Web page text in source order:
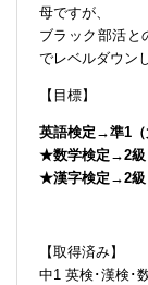
母ですが、
ブラック部活
でレベルダウン
【目標】
英語検定→準1（
★数学検定→2級
★漢字検定→2級
【取得済み】
中1 英検･漢検･